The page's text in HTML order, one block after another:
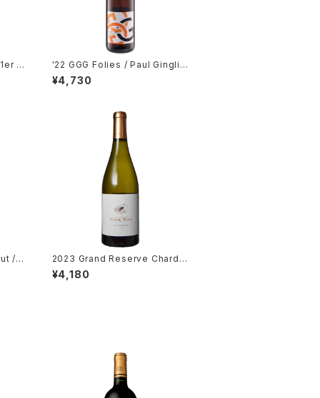
C
'22 GGG Folies / Paul Ginglin
ger
¥4,730
/ G
2023 Grand Reserve Chardo
nnay / Dm. Paul Mas
¥4,180